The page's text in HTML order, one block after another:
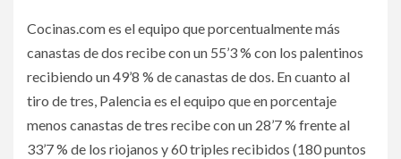
Cocinas.com es el equipo que porcentualmente más
canastas de dos recibe con un 55’3 % con los palentinos
recibiendo un 49’8 % de canastas de dos. En cuanto al
tiro de tres, Palencia es el equipo que en porcentaje
menos canastas de tres recibe con un 28’7 % frente al
33’7 % de los riojanos y 60 triples recibidos (180 puntos